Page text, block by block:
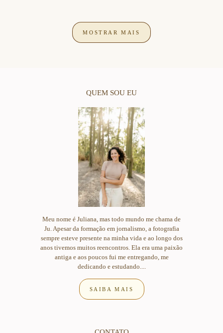
MOSTRAR MAIS
QUEM SOU EU
Meu nome é Juliana, mas todo mundo me chama de
Ju. Apesar da formação em jornalismo, a fotografia
sempre esteve presente na minha vida e ao longo dos
anos tivemos muitos reencontros. Ela era uma paixão
antiga e aos poucos fui me entregando, me
dedicando e estudando....
SAIBA MAIS